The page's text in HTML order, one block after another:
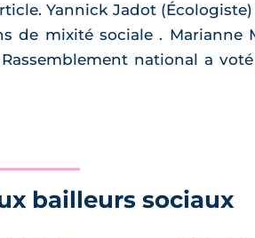
Yannick Jadot
mixité sociale . Marianne
national a
bailleurs sociaux